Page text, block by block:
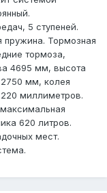
5 ступеней.
пружина. Тормозная
тормоза,
4695 мм, высота
мм, колея
миллиметров.
620 литров.
мест.